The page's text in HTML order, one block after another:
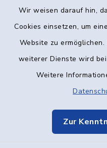
Wir weisen darauf hin,
Cookies einsetzen, um
Website zu
weiterer Dienste wird
Weitere
Zur